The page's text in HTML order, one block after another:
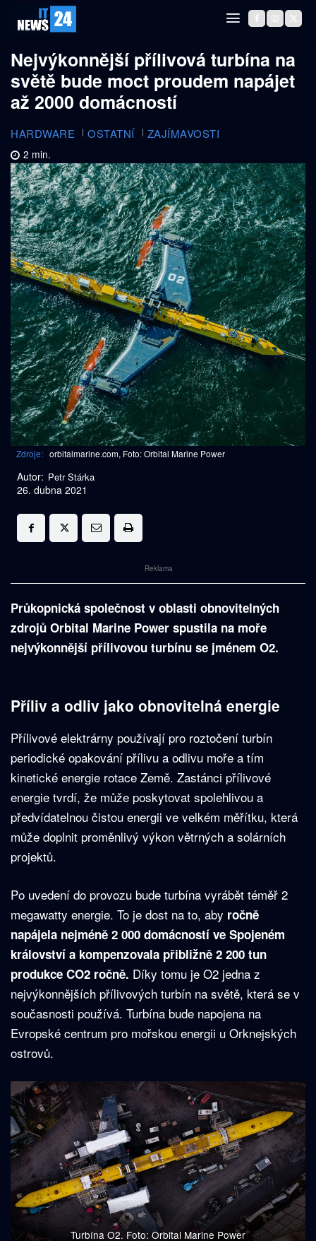
Nejvýkonnější přílivová turbína na
světě bude moct proudem napájet
až 2000 domácností
HARDWARE OSTATNÍ ZAJÍMAVOSTI
2 min.
Zdroje: orbitalmarine.com, Foto: Orbital Marine Power
Autor: Petr Stárka
26. dubna 2021
Reklama
Průkopnická společnost v oblasti obnovitelných
zdrojů Orbital Marine Power spustila na moře
nejvýkonnější přílivovou turbínu se jménem O2.
Příliv a odliv jako obnovitelná energie
Přílivové elektrárny používají pro roztočení turbín
periodické opakování přílivu a odlivu moře a tím
kinetické energie rotace Země. Zastánci přílivové
energie tvrdí, že může poskytovat spolehlivou a
předvídatelnou čistou energii ve velkém měřítku, která
může doplnit proměnlivý výkon větrných a solárních
projektů.
Po uvedení do provozu bude turbína vyrábět téměř 2
megawatty energie. To je dost na to, aby ročně
napájela nejméně 2 000 domácností ve Spojeném
království a kompenzovala přibližně 2 200 tun
produkce CO2 ročně. Díky tomu je O2 jedna z
nejvýkonnějších přílivových turbín na světě, která se v
současnosti používá. Turbína bude napojena na
Evropské centrum pro mořskou energii u Orknejských
ostrovů.
Turbína O2. Foto: Orbital Marine Power